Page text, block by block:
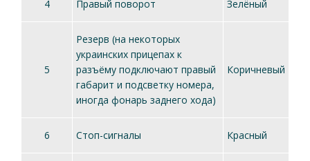
4 Правый поворот Зелёный
5
Резерв (на некоторых
украинских прицепах к
разъёму подключают правый
габарит и подсветку номера,
иногда фонарь заднего хода)
Коричневый
6 Стоп-сигналы Красный